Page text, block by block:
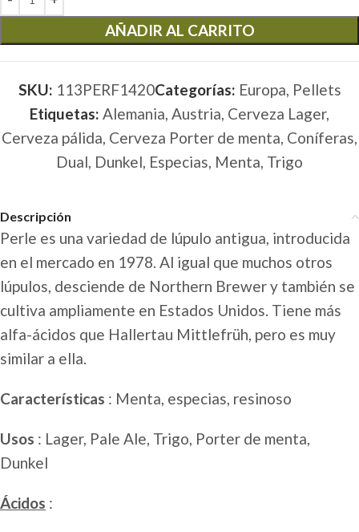
AÑADIR AL CARRITO
SKU: 113PERF1420Categorías: Europa, Pellets
Etiquetas: Alemania, Austria, Cerveza Lager,
Cerveza pálida, Cerveza Porter de menta, Coníferas,
Dual, Dunkel, Especias, Menta, Trigo
Descripción
Perle es una variedad de lúpulo antigua, introducida
en el mercado en 1978. Al igual que muchos otros
lúpulos, desciende de Northern Brewer y también se
cultiva ampliamente en Estados Unidos. Tiene más
alfa-ácidos que Hallertau Mittlefrüh, pero es muy
similar a ella.
Características : Menta, especias, resinoso
Usos : Lager, Pale Ale, Trigo, Porter de menta,
Dunkel
Ácidos :